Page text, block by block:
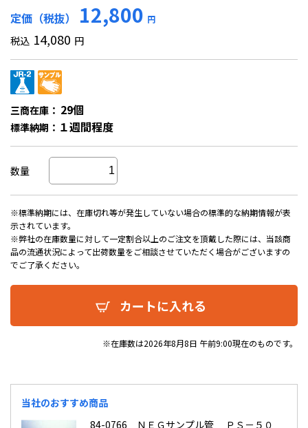
定価（税抜） 12,800 円
税込 14,080 円
三商在庫： 29個
標準納期： １週間程度
数量
※標準納期には、在庫切れ等が発生していない場合の標準的な納期情報が表
示されています。
※弊社の在庫数量に対して一定割合以上のご注文を頂戴した際には、当該商
品の流通状況によって出荷数量をご相談させていただく場合がございますの
でご了承ください。
カートに入れる
※在庫数は2026年8月8日 午前9:00現在のものです。
当社のおすすめ商品
84-0766 ＮＥＧサンプル管 ＰＳ－５０